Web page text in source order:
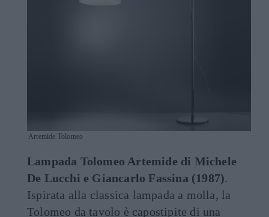
Artemide Tolomeo
Lampada Tolomeo Artemide di Michele
De Lucchi e Giancarlo Fassina (1987).
Ispirata alla classica lampada a molla, la
Tolomeo da tavolo è capostipite di una